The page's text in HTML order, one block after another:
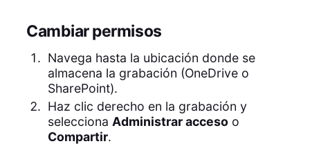
Cambiar permisos
Navega hasta la ubicación donde se
almacena la grabación (OneDrive o
SharePoint).
Haz clic derecho en la grabación y
selecciona Administrar acceso o
Compartir.